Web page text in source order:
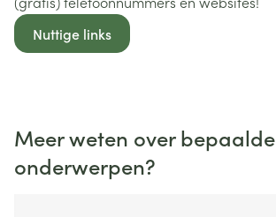
Nuttige links
Meer weten over bepaalde
onderwerpen?